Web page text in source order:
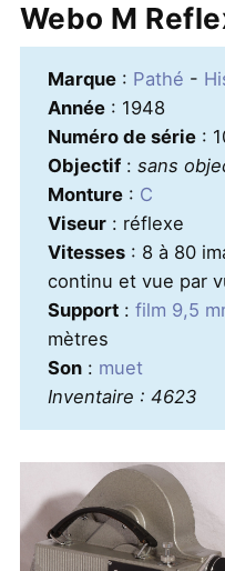
Webo M
Marque: Pathé -
Année: 1948
Numéro de série:
Objectif: sans
Monture: C
Viseur: réflexe
Vitesses: 8 à 80
continu et vue par
Support: film 9,5
mètres
Son: muet
Inventaire : 4623